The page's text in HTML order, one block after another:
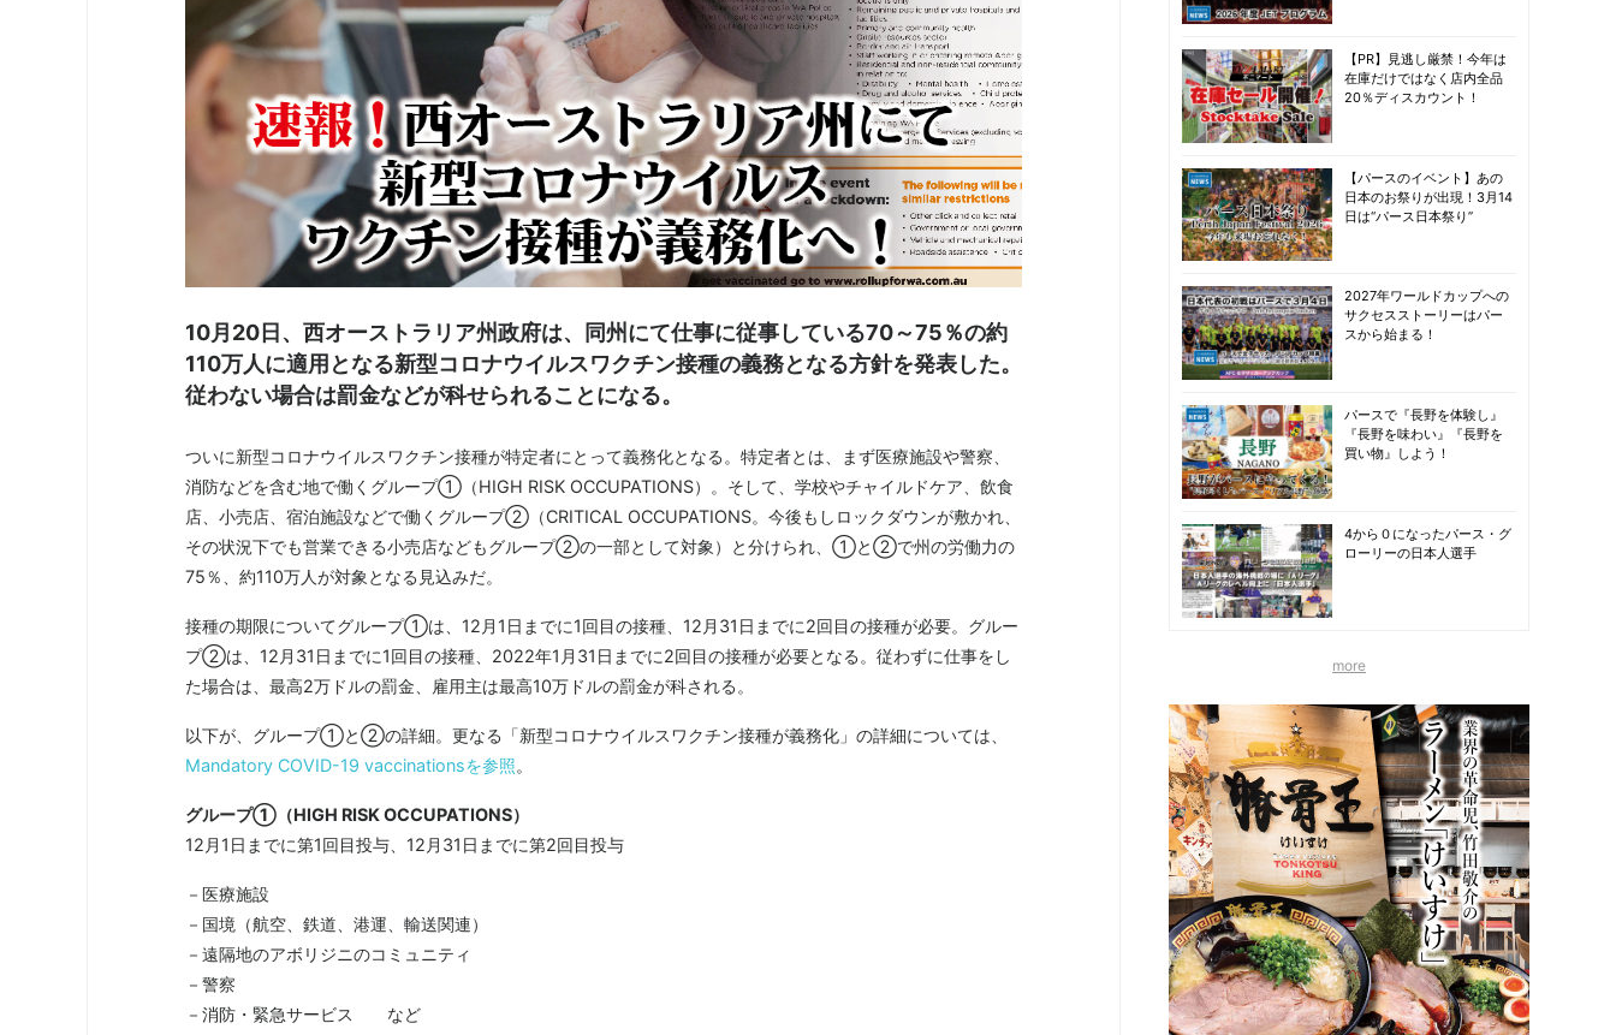
10月20日、西オーストラリア州政府は、同州にて仕事に従事している70～75％の約
110万人に適用となる新型コロナウイルスワクチン接種の義務となる方針を発表した。
従わない場合は罰金などが科せられることになる。
ついに新型コロナウイルスワクチン接種が特定者にとって義務化となる。特定者とは、まず医療施設や警察、
消防などを含む地で働くグループ①（HIGH RISK OCCUPATIONS）。そして、学校やチャイルドケア、飲食
店、小売店、宿泊施設などで働くグループ②（CRITICAL OCCUPATIONS。今後もしロックダウンが敷かれ、
その状況下でも営業できる小売店などもグループ②の一部として対象）と分けられ、①と②で州の労働力の
75％、約110万人が対象となる見込みだ。
接種の期限についてグループ①は、12月1日までに1回目の接種、12月31日までに2回目の接種が必要。グルー
プ②は、12月31日までに1回目の接種、2022年1月31日までに2回目の接種が必要となる。従わずに仕事をし
た場合は、最高2万ドルの罰金、雇用主は最高10万ドルの罰金が科される。
以下が、グループ①と②の詳細。更なる「新型コロナウイルスワクチン接種が義務化」の詳細については、
Mandatory COVID-19 vaccinationsを参照。
グループ①（HIGH RISK OCCUPATIONS）
12月1日までに第1回目投与、12月31日までに第2回目投与
－医療施設
－国境（航空、鉄道、港運、輸送関連）
－遠隔地のアボリジニのコミュニティ
－警察
－消防・緊急サービス など
【PR】見逃し厳禁！今年は
在庫だけではなく店内全品
20％ディスカウント！
【パースのイベント】あの
日本のお祭りが出現！3月14
日は“パース日本祭り”
2027年ワールドカップへの
サクセスストーリーはパー
スから始まる！
パースで『長野を体験し』
『長野を味わい』『長野を
買い物』しよう！
4から０になったパース・グ
ローリーの日本人選手
more